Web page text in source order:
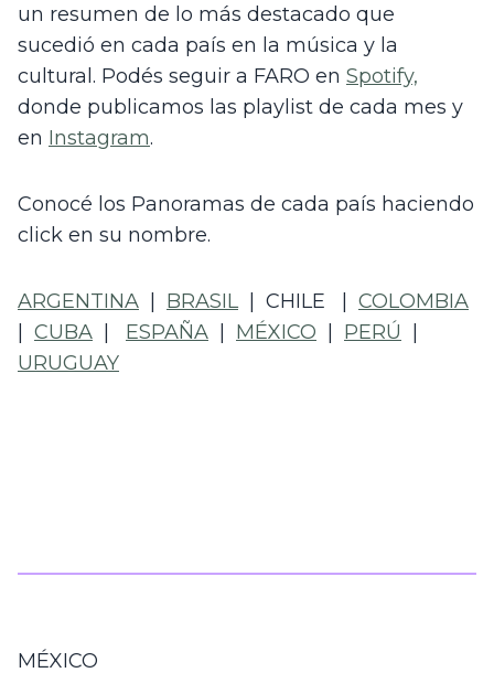
un resumen de lo más destacado que
sucedió en cada país en la música y la
cultural. Podés seguir a FARO en Spotify,
donde publicamos las playlist de cada mes y
en Instagram.
Conocé los Panoramas de cada país haciendo
click en su nombre.
ARGENTINA BRASIL
  |  CHILE   |
COLOMBIA
CUBA ESPAÑA MÉXICO PERÚ
URUGUAY
MÉXICO